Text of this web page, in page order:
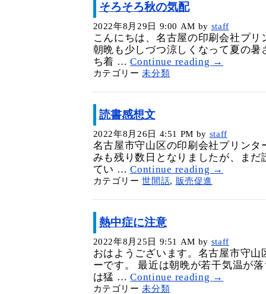
そろそろ秋の気配
2022年8月29日 9:00 AM by staff
こんにちは、名古屋の印刷会社プ
朝晩も少しづつ涼しくなって夏の暑
ち着 …Continue reading →
カテゴリー未分類
読書感想文
2022年8月26日 4:51 PM by staff
名古屋市守山区の印刷会社プリンタ
みも残り数日となりましたが、まだ
てい …Continue reading →
カテゴリー世間話, 販売促進
熱中症に注意
2022年8月25日 9:51 AM by staff
おはようございます。名古屋市守山
ーです。 最近は朝晩が若干気温が
は猛 …Continue reading →
カテゴリー未分類